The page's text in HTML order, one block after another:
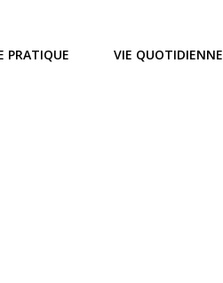
PRATIQUE VIE QUOTIDIENNE